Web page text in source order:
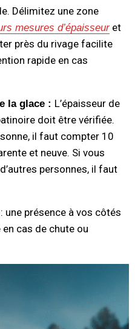
Délimitez une zone
mesures d’épaisseuret
près du rivage facilite
rapide en cas
la glace : L’épaisseur de
doit être vérifiée.
il faut compter 10
et neuve. Si vous
personnes, il faut
: une présence à vos côtés
cas de chute ou